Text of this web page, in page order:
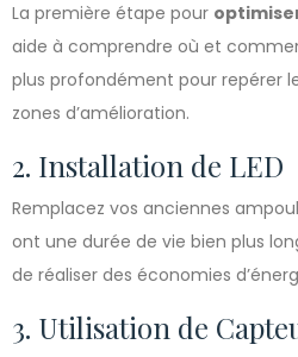
La première étape pour
aide à comprendre où et
plus profondément pour repérer
zones d’amélioration.
2. Installation de LED
Remplacez vos anciennes
ont une durée de vie bien plus
de réaliser des économies
3. Utilisation de